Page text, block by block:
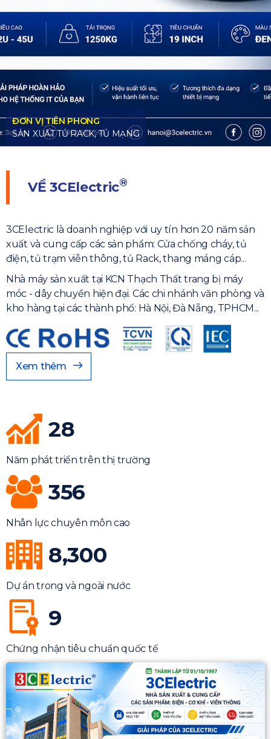
VỀ3CElectric®
3CElectric là doanh nghiệp với uy tín hơn 20 năm sản
xuất và cung cấp các sản phẩm: Cửa chống cháy, tủ
điện, tủ trạm viễn thông, tủ Rack, thang máng cáp...
Nhà máy sản xuất tại KCN Thạch Thất trang bị máy
móc - dây chuyền hiện đại. Các chi nhánh văn phòng và
kho hàng tại các thành phố: Hà Nội, Đà Nẵng, TPHCM...
Xem thêm
28
Năm phát triển trên thị trường
356
Nhân lực chuyên môn cao
8,300
Dự án trong và ngoài nước
9
Chứng nhận tiêu chuẩn quốc tế